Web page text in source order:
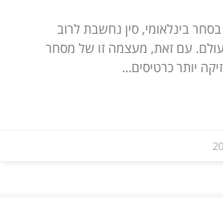
בינלאומי, סין נחשבת לרוב
עם זאת, מעצמה זו של מסחר
יותר כרטיסים...